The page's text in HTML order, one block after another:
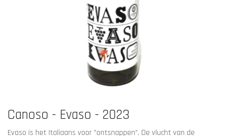
Canoso - Evaso - 2023
Evaso is het Italiaans voor "ontsnappen". De vlucht van de